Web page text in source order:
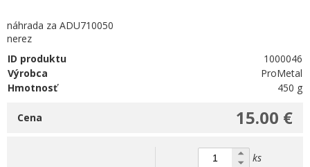
náhrada za ADU710050
nerez
ID produktu
1000046
Výrobca
ProMetal
Hmotnosť
450 g
15.00 €
Cena
ks